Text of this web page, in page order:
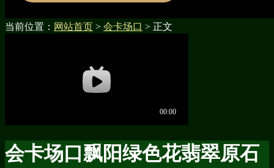
当前位置： 网站首页 > 会卡场口 > 正文
会卡场口飘阳绿色花翡翠原石